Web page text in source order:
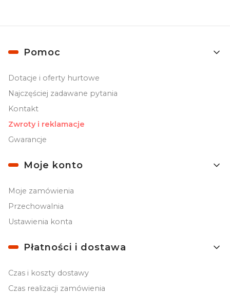
Linki w stopce
Pomoc
Dotacje i oferty hurtowe
Najczęściej zadawane pytania
Kontakt
Zwroty i reklamacje
Gwarancje
Moje konto
Moje zamówienia
Przechowalnia
Ustawienia konta
Płatności i dostawa
Czas i koszty dostawy
Czas realizacji zamówienia